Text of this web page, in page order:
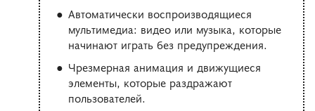
Автоматически воспроизводящиеся
мультимедиа: видео или музыка, которые
начинают играть без предупреждения.
Чрезмерная анимация и движущиеся
элементы, которые раздражают
пользователей.